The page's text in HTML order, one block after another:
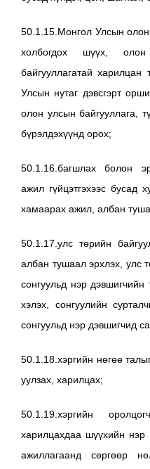
50.1.15.Монгол Улсын олон
холбогдох шүүх,
байгууллагатай
Улсын нутаг дэвсгэрт
олон улсын байгууллага,
бүрэлдэхүүнд орох;
50.1.16.багшлах болон
ажил гүйцэтгэхээс бусад
хамаарах ажил, албан
50.1.17.улс төрийн
албан тушаал эрхлэх, улс
сонгуульд нэр
хэлэх, сонгуулийн
сонгуульд нэр дэвшигчид
50.1.18.хэргийн нөгөө
уулзах, харилцах;
50.1.19.хэргийн
харилцахдаа шүүхийн нэр
ажиллагаанд сөргөөр